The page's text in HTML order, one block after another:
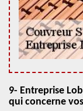
9- Entreprise
qui concerne